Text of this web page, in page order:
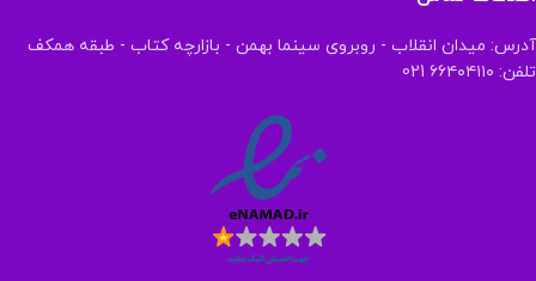
آدرس: میدان انقلاب - روبروی سینما بهمن - بازارچه کتاب - طبقه همکف
تلفن: ۶۶۴۰۴۱۱۰ 021